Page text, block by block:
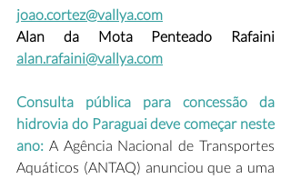
joao.cortez@vallya.com
alan.rafaini@vallya.com
Consulta pública para concessão da
hidrovia do Paraguai deve começar neste
ano: A Agência Nacional de Transportes
Aquáticos (ANTAQ) anunciou que a uma